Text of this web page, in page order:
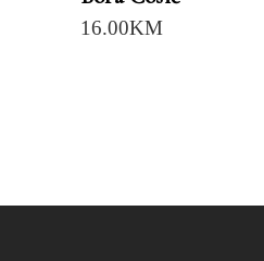
16.00KM